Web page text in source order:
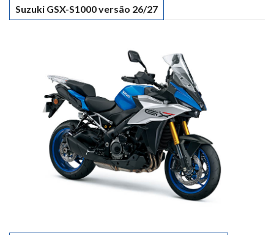
Suzuki GSX-S1000 versão 26/27